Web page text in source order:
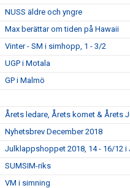
NUSS äldre och yngre
Max berättar om tiden på Hawaii
Vinter - SM i simhopp, 1 - 3/2
UGP i Motala
GP i Malmö
Årets ledare, Årets komet & Årets
Nyhetsbrev December 2018
Julklappshoppet 2018, 14 - 16/12
SUMSIM-riks
VM i simning